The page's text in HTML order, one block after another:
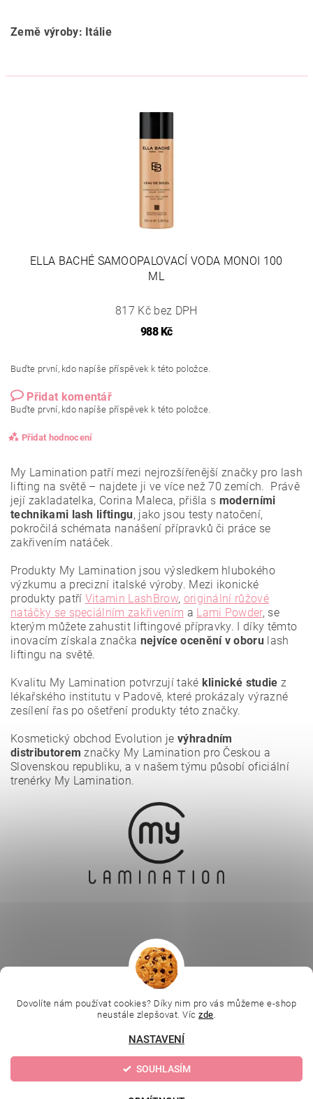
Země výroby: Itálie
ELLA BACHÉ SAMOOPALOVACÍ VODA MONOI 100
ML
817 Kč bez DPH
988 Kč
Buďte první, kdo napíše příspěvek k této položce.
Přidat komentář
Buďte první, kdo napíše příspěvek k této položce.
Přidat hodnocení
Vložením hodnocení souhlasíte se
My Lamination patří mezi nejrozšířenější značky pro lash
lifting na světě – najdete ji ve více než 70 zemích. Právě
její zakladatelka, Corina Maleca, přišla s moderními
technikami lash liftingu, jako jsou testy natočení,
pokročilá schémata nanášení přípravků či práce se
zakřivením natáček.
Produkty My Lamination jsou výsledkem hlubokého
výzkumu a precizní italské výroby. Mezi ikonické
produkty patří Vitamin LashBrow, originální růžové
natáčky se speciálním zakřivením a Lami Powder, se
kterým můžete zahustit liftingové přípravky. I díky těmto
inovacím získala značka nejvíce ocenění v oboru lash
liftingu na světě.
Kvalitu My Lamination potvrzují také klinické studie z
lékařského institutu v Padově, které prokázaly výrazné
zesílení řas po ošetření produkty této značky.
Kosmetický obchod Evolution je výhradním
distributorem značky My Lamination pro Českou a
Slovenskou republiku, a v našem týmu působí oficiální
trenérky My Lamination.
L.C.P. Paris |
Online kosmetické kurzy | Kozmetickyobchod.sk
cookies
Vytvořil Shoptet
Dovolíte nám používat cookies? Díky nim pro vás můžeme e-shop
neustále zlepšovat. Víc zde.
NASTAVENÍ
SOUHLASÍM